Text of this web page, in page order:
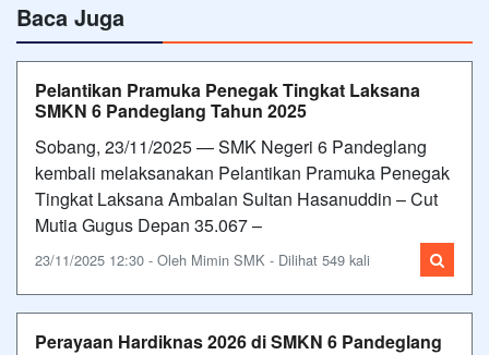
Baca Juga
Pelantikan Pramuka Penegak Tingkat Laksana
SMKN 6 Pandeglang Tahun 2025
Sobang, 23/11/2025 — SMK Negeri 6 Pandeglang
kembali melaksanakan Pelantikan Pramuka Penegak
Tingkat Laksana Ambalan Sultan Hasanuddin – Cut
Mutia Gugus Depan 35.067 –
23/11/2025 12:30 - Oleh Mimin SMK - Dilihat 549 kali
Perayaan Hardiknas 2026 di SMKN 6 Pandeglang